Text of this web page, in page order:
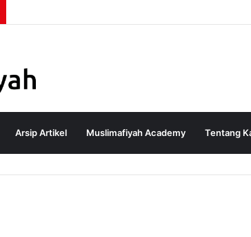
Arsip Artikel Muslimafiyah Academy Tentang